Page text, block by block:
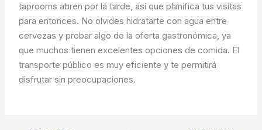
taprooms abren por la tarde, así que planifica tus visitas
para entonces. No olvides hidratarte con agua entre
cervezas y probar algo de la oferta gastronómica, ya
que muchos tienen excelentes opciones de comida. El
transporte público es muy eficiente y te permitirá
disfrutar sin preocupaciones.